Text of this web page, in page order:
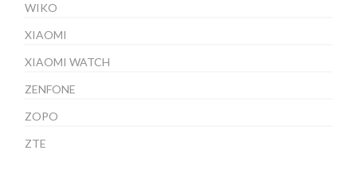
WIKO
XIAOMI
XIAOMI WATCH
ZENFONE
ZOPO
ZTE